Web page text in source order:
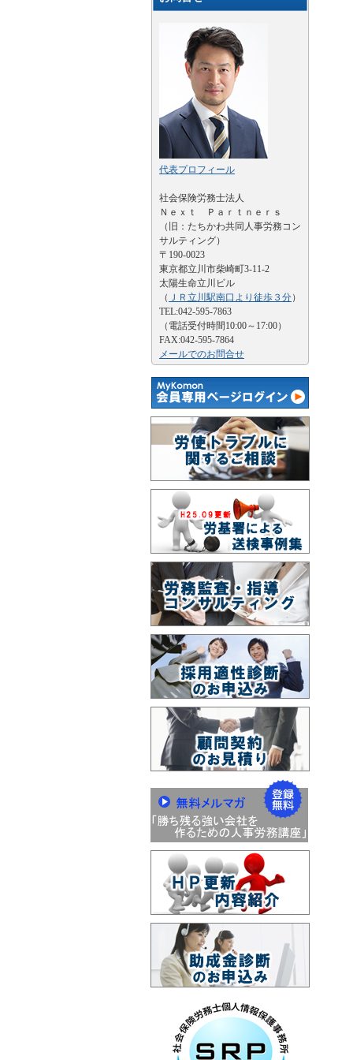
代表プロフィール
社会保険労務士法人
Ｎｅｘｔ Ｐａｒｔｎｅｒｓ
（旧：たちかわ共同人事労務コン
サルティング）
〒190-0023
東京都立川市柴崎町3-11-2
太陽生命立川ビル
（ ＪＲ立川駅南口より徒歩３分）
TEL:042-595-7863
（電話受付時間10:00～17:00）
FAX:042-595-7864
メールでのお問合せ